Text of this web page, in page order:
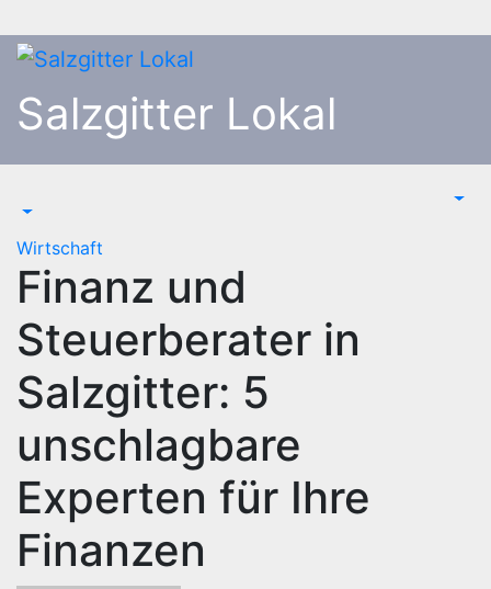
Inhalt
springen
Salzgitter Lokal
Wirtschaft
Finanz und
Steuerberater in
Salzgitter: 5
unschlagbare
Experten für Ihre
Finanzen